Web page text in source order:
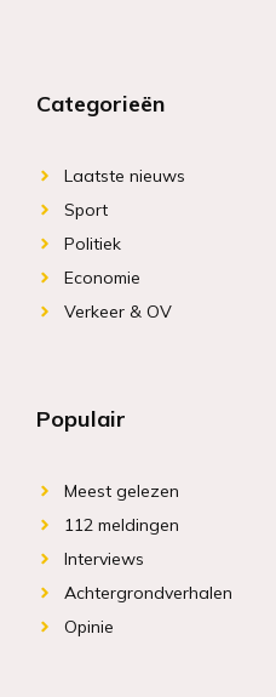
Categorieën
Laatste nieuws
Sport
Politiek
Economie
Verkeer & OV
Populair
Meest gelezen
112 meldingen
Interviews
Achtergrondverhalen
Opinie